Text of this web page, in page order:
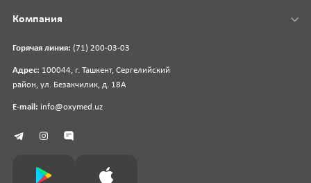
Горячая линия: (71) 200-03-03
Адрес: 100044, г. Ташкент, Сергелийский
район, ул. Безакчилик, д. 18А
E-mail: info@oxymed.uz
Компания